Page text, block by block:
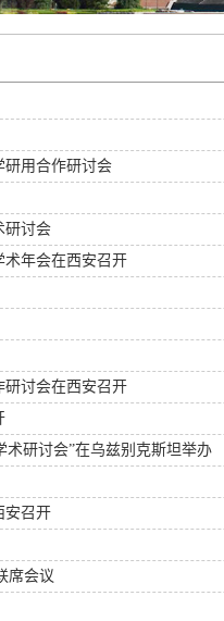
研用合作研讨会
研讨会
术年会在西安召开
研讨会在西安召开
研讨会”在乌兹别克斯坦举办
安召开
席会议